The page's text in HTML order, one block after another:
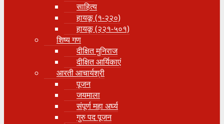
साहित्य
हायकू (१‍-२२०)
हायकू (२२१-५०१)
शिष्य गण
दीक्षित मुनिराज
दीक्षित आर्यिकाएं
आरती आचार्यश्री
पूजन
जयमाला
संपूर्ण महा अर्घ्य
गुरु पद पूजन